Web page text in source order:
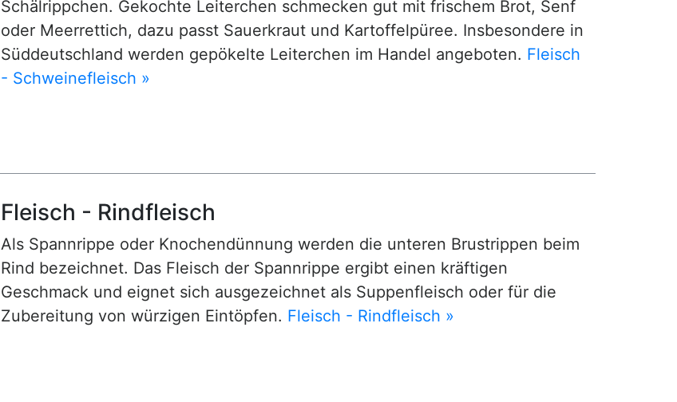
Schälrippchen. Gekochte Leiterchen schmecken gut mit frischem Brot, Senf
oder Meerrettich, dazu passt Sauerkraut und Kartoffelpüree. Insbesondere in
Süddeutschland werden gepökelte Leiterchen im Handel angeboten. Fleisch
- Schweinefleisch »
Fleisch - Rindfleisch
Als Spannrippe oder Knochendünnung werden die unteren Brustrippen beim
Rind bezeichnet. Das Fleisch der Spannrippe ergibt einen kräftigen
Geschmack und eignet sich ausgezeichnet als Suppenfleisch oder für die
Zubereitung von würzigen Eintöpfen. Fleisch - Rindfleisch »